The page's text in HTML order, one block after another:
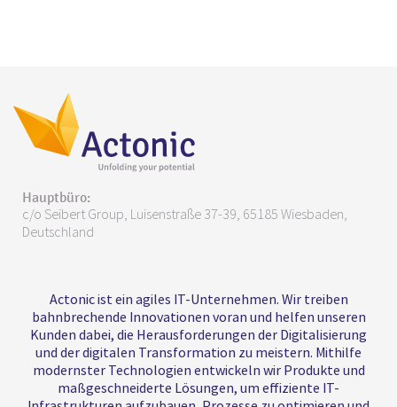
Hauptbüro:
c/o Seibert Group, Luisenstraße 37-39, 65185 Wiesbaden,
Deutschland
Actonic ist ein agiles IT-Unternehmen. Wir treiben
bahnbrechende Innovationen voran und helfen unseren
Kunden dabei, die Herausforderungen der Digitalisierung
und der digitalen Transformation zu meistern. Mithilfe
modernster Technologien entwickeln wir Produkte und
maßgeschneiderte Lösungen, um effiziente IT-